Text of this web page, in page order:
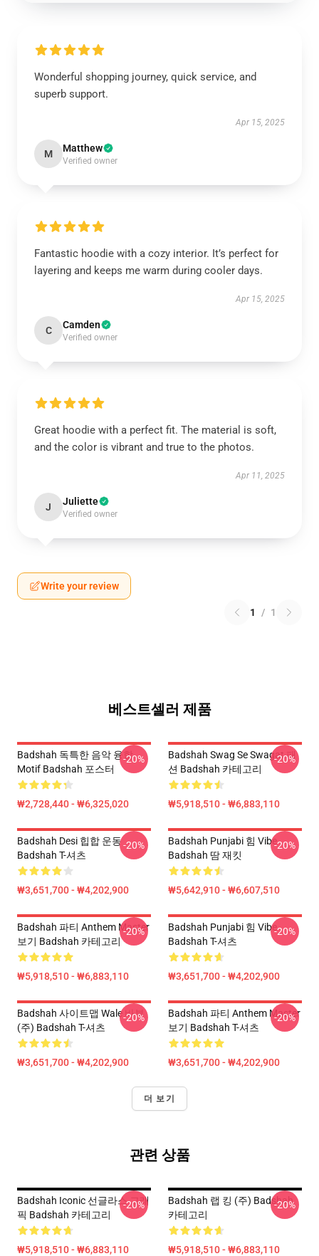
Wonderful shopping journey, quick service, and
superb support.
Apr 15, 2025
M Matthew
Verified owner
Fantastic hoodie with a cozy interior. It’s perfect for
layering and keeps me warm during cooler days.
Apr 15, 2025
C Camden
Verified owner
Great hoodie with a perfect fit. The material is soft,
and the color is vibrant and true to the photos.
Apr 11, 2025
J Juliette
Verified owner
Write your review
1 / 1
베스트셀러 제품
Badshah 독특한 음악 융합
Motif Badshah 포스터
₩2,728,440 - ₩6,325,020
-20%
Badshah Swag Se Swagat 패
션 Badshah 카테고리
₩5,918,510 - ₩6,883,110
-20%
Badshah Desi 힙합 운동
Badshah T-셔츠
₩3,651,700 - ₩4,202,900
-20%
Badshah Punjabi 힘 Vibe
Badshah 땀 재킷
₩5,642,910 - ₩6,607,510
-20%
Badshah 파티 Anthem Master
보기 Badshah 카테고리
₩5,918,510 - ₩6,883,110
-20%
Badshah Punjabi 힘 Vibe
Badshah T-셔츠
₩3,651,700 - ₩4,202,900
-20%
Badshah 사이트맵 Wale 바부
(주) Badshah T-셔츠
₩3,651,700 - ₩4,202,900
-20%
Badshah 파티 Anthem Master
보기 Badshah T-셔츠
₩3,651,700 - ₩4,202,900
-20%
더 보기
관련 상품
Badshah Iconic 선글라스 그래
픽 Badshah 카테고리
₩5,918,510 - ₩6,883,110
-20%
Badshah 랩 킹 (주) Badshah
카테고리
₩5,918,510 - ₩6,883,110
-20%